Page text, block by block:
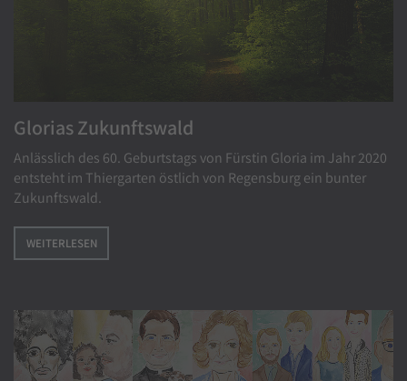
Glorias Zukunftswald
Anlässlich des 60. Geburtstags von Fürstin Gloria im Jahr 2020
entsteht im Thiergarten östlich von Regensburg ein bunter
Zukunftswald.
WEITERLESEN